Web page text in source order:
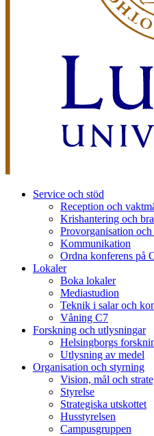
Service och stöd
Reception och
Krishantering och
Provorganisation
Kommunikation
Ordna konferens på
Lokaler
Boka lokaler
Mediastudion
Teknik i salar och
Våning C7
Forskning och utlysningar
Helsingborgs
Utlysning av medel
Organisation och styrning
Vision, mål och
Styrelse
Strategiska utskottet
Husstyrelsen
Campusgruppen